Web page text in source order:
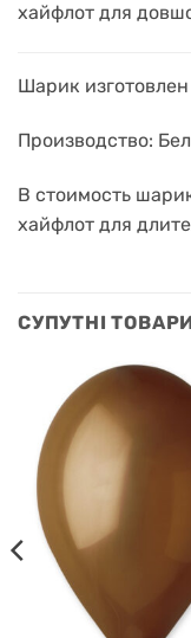
хайфлот для
Шарик
Производство:
В стоимость
хайфлот для
СУПУТНІ